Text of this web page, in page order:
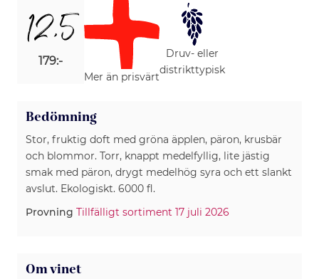
12,5
179:-
Mer än prisvärt
Druv- eller
distrikttypisk
Bedömning
Stor, fruktig doft med gröna äpplen, päron, krusbär
och blommor. Torr, knappt medelfyllig, lite jästig
smak med päron, drygt medelhög syra och ett slankt
avslut. Ekologiskt. 6000 fl.
Provning Tillfälligt sortiment 17 juli 2026
Om vinet